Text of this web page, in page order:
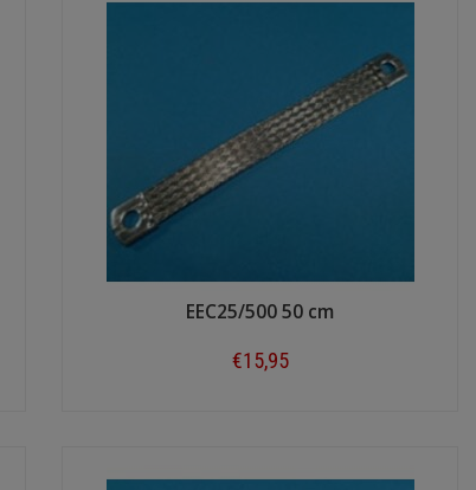
EEC25/500 50 cm
€15,95